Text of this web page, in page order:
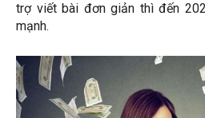
trợ viết bài đơn giản thì đến
mạnh.